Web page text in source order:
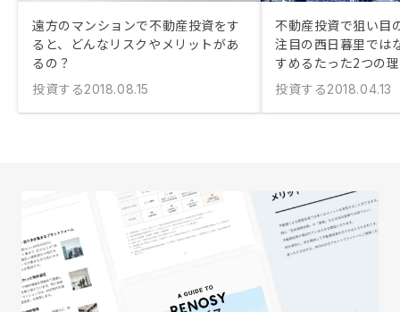
遠方のマンションで不動産投資をす
ると、どんなリスクやメリットがあ
るの？
投資する2018.08.15
不動産投資で狙い目
注目の西日暮里では
すめるたった2つの
投資する2018.04.13